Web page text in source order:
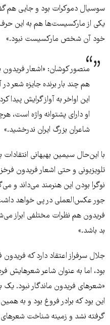
سوسیال دموکرات بود و جایی هم
یکی از مارکسیست‌ها هم به این حرف
خود آن شخص مارکسیست نبود.»
منصور کوشان: «اشعار فریدون
هم چند بار برنده جایزه شعر
این اواخر به آواز گرایش
او دارای پشتوانه واژه است،
شاعران بزرگ ایران ندرخشید.»
با این‌حال سیمین بهبهانی
تلویزیونی و حتی اشعار فریدون
نوگرا بودن این هنرمند می‌داند و
جور عکس‌العملی در پی خواهد داشت.
فریدون هم نظرات مختلفی ابراز
بد باشد.»
جلال سرفراز اعتقاد دارد که
بود، اما به عنوان شاعر
«شعرهای فریدون ماندگار نبود.
این بود که برادر فروغ بود و به
گرفته نشد و زمینه شناخت